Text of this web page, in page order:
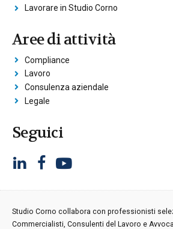
Lavorare in Studio Corno
Aree di attività
Compliance
Lavoro
Consulenza aziendale
Legale
Seguici
Studio Corno collabora con professionisti
Commercialisti, Consulenti del Lavoro e